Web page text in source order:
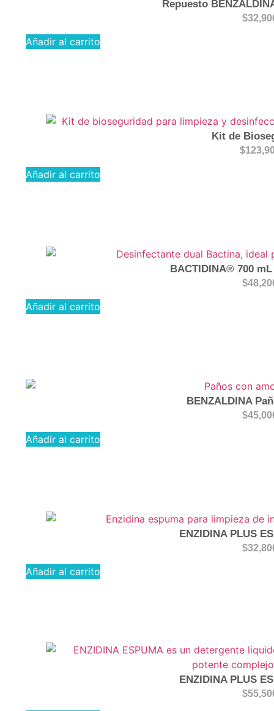
Repuesto
$
Añadir al carrito
Kit de
$
Añadir al carrito
BACTIDINA® 700
$
Añadir al carrito
BENZALDINA
$
Añadir al carrito
ENZIDINA PLUS
$
Añadir al carrito
ENZIDINA PLUS
$